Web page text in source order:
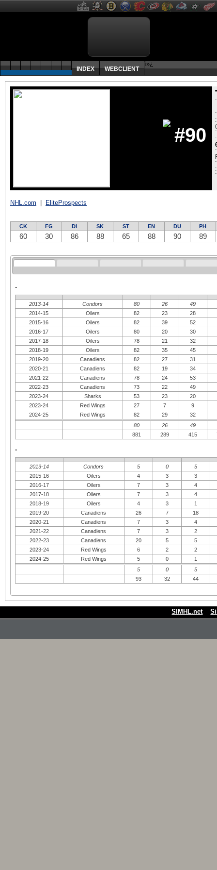
ï»¿
INDEX WEBCLIENT
#90
:
NHL.com EliteProspects
CK FG DI SK ST EN DU PH
60 30 86 88 65 88 90 89
-
2013-14 Condors 80 26
49
2014-15
Oilers 82 23
28
2015-16
Oilers 82 39
52
2016-17
Oilers 80 20
30
2017-18
Oilers 78 21
32
2018-19
Oilers 82 35
45
2019-20
Canadiens 82 27
31
2020-21
Canadiens 82 19
34
2021-22
Canadiens 78 24
53
2022-23
Canadiens 73 22
49
2023-24
Sharks 53 23
20
2023-24
Red Wings 27 7
9
2024-25
Red Wings 82 29
32
80
26
49
881
289 415
-
2013-14 Condors 5 0
5
2015-16
Oilers 4 3
3
2016-17
Oilers 7 3
4
2017-18
Oilers 7 3
4
2018-19
Oilers 4 3
1
2019-20
Canadiens 26 7
18
2020-21
Canadiens 7 3
4
2021-22
Canadiens 7 3
2
2022-23
Canadiens 20 5
5
2023-24
Red Wings 6 2
2
2024-25
Red Wings 5 0
1
5
0
5
93
32 44
SIMHL.net